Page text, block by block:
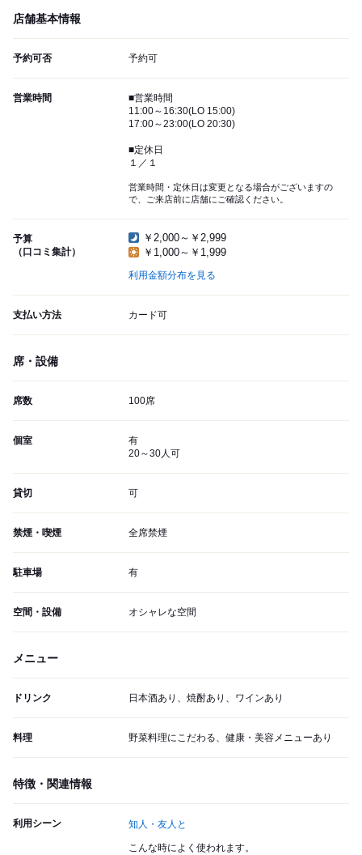
店舗基本情報
予約可否 予約可
営業時間
■営業時間
11:00～16:30(LO 15:00)
17:00～23:00(LO 20:30)
■定休日
１／１
営業時間・定休日は変更となる場合がございますの
で、ご来店前に店舗にご確認ください。
予算
（口コミ集計）
￥2,000～￥2,999
￥1,000～￥1,999
利用金額分布を見る
支払い方法 カード可
席・設備
席数 100席
個室
有
20～30人可
貸切 可
禁煙・喫煙 全席禁煙
駐車場 有
空間・設備 オシャレな空間
メニュー
ドリンク 日本酒あり、焼酎あり、ワインあり
料理 野菜料理にこだわる、健康・美容メニューあり
特徴・関連情報
利用シーン 知人・友人と
こんな時によく使われます。